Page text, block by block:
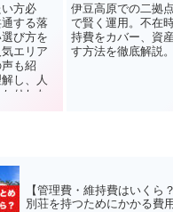
方必
する落
び方を
エリア
も紹
し、人
りした
伊豆高原での二拠
で賢く運用。不在
持費をカバー、資
す方法を徹底解説。
【管理費・維持費はいくら
別荘を持つためにかかる費